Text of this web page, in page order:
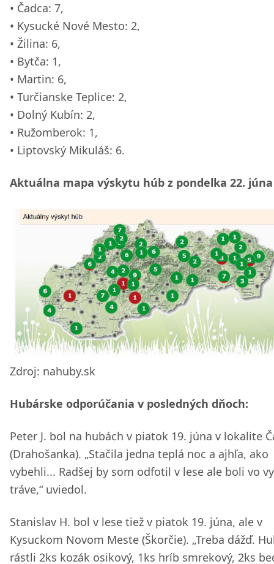
Čadca: 7,
Kysucké Nové Mesto: 2,
Žilina: 6,
Bytča: 1,
Martin: 6,
Turčianske Teplice: 2,
Dolný Kubín: 2,
Ružomberok: 1,
Liptovský Mikuláš: 6.
Aktuálna mapa výskytu húb z pondelka 22. júna
Zdroj: nahuby.sk
Hubárske odporúčania v posledných dňoch:
Peter J. bol na hubách v piatok 19. júna v lokalite
(Drahošanka). „Stačila jedna teplá noc a ajhľa, ako
vybehli... Radšej by som odfotil v lese ale boli vo
tráve,“ uviedol.
Stanislav H. bol v lese tiež v piatok 19. júna, ale v
Kysuckom Novom Meste (Škorčie). „Treba dážď.
rástli 2ks kozák osikový, 1ks hríb smrekový, 2ks